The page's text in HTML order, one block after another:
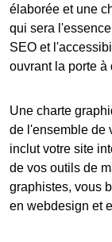
élaborée et une
qui sera
SEO et
ouvrant la porte à
Une charte
de l'ensemble de
inclut votre site
de vos outils de
graphistes, vous
en webdesign et